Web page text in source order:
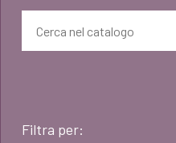
Filtra per: